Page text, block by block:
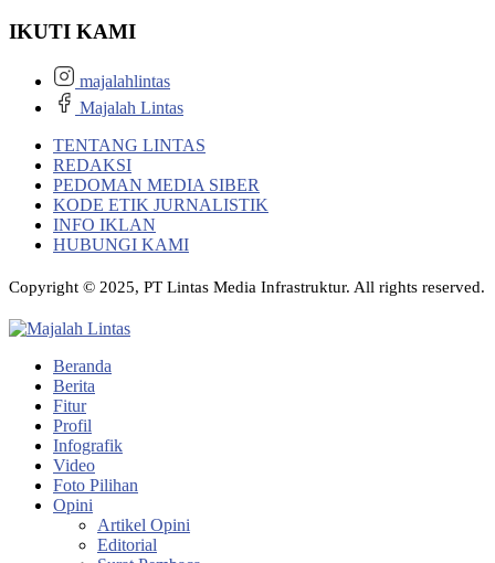
IKUTI KAMI
majalahlintas
Majalah Lintas
TENTANG LINTAS
REDAKSI
PEDOMAN MEDIA SIBER
KODE ETIK JURNALISTIK
INFO IKLAN
HUBUNGI KAMI
Copyright © 2025, PT Lintas Media Infrastruktur. All rights reserved.
Beranda
Berita
Fitur
Profil
Infografik
Video
Foto Pilihan
Opini
Artikel Opini
Editorial